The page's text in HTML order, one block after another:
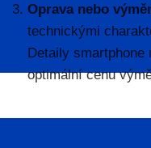
Oprava nebo
technickými
Detaily
optimální cenu